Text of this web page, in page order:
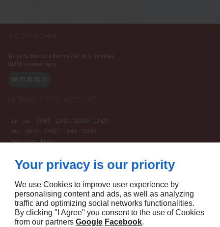
10 rue du Bois de la Remise ZAC de la Tremblaie
91480 Varennes-Jarcy
09 70 35 32 33
Lun - Jeu
08h00 - 12h00 / 13h00 - 17h00
Ven
08h00 - 12h00 / 13h00 - 16h00
Sam - Dim
Fermé
À PROPOS
Contactez-nous
SUIVEZ-NOUS
Your privacy is our priority
We use Cookies to improve user experience by
personalising content and ads, as well as analyzing
traffic and optimizing social networks functionalities.
By clicking "I Agree" you consent to the use of Cookies
from our partners Google Facebook.